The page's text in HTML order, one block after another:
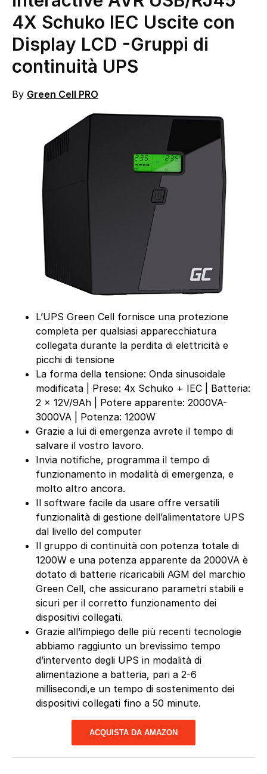
4X Schuko IEC Uscite con
Display LCD -Gruppi di
continuità UPS
By Green Cell PRO
L’UPS Green Cell fornisce una protezione
completa per qualsiasi apparecchiatura
collegata durante la perdita di elettricità e
picchi di tensione
La forma della tensione: Onda sinusoidale
modificata | Prese: 4x Schuko + IEC | Batteria:
2 x 12V/9Ah | Potere apparente: 2000VA-
3000VA | Potenza: 1200W
Grazie a lui di emergenza avrete il tempo di
salvare il vostro lavoro.
Invia notifiche, programma il tempo di
funzionamento in modalità di emergenza, e
molto altro ancora.
Il software facile da usare offre versatili
funzionalità di gestione dell’alimentatore UPS
dal livello del computer
Il gruppo di continuità con potenza totale di
1200W e una potenza apparente da 2000VA è
dotato di batterie ricaricabili AGM del marchio
Green Cell, che assicurano parametri stabili e
sicuri per il corretto funzionamento dei
dispositivi collegati.
Grazie all’impiego delle più recenti tecnologie
abbiamo raggiunto un brevissimo tempo
d’intervento degli UPS in modalità di
alimentazione a batteria, pari a 2-6
millisecondi,e un tempo di sostenimento dei
dispositivi collegati fino a 50 minute.
ACQUISTA DA AMAZON